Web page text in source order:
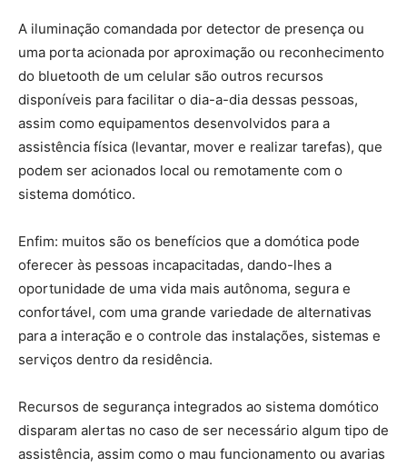
A iluminação comandada por detector de presença ou
uma porta acionada por aproximação ou reconhecimento
do bluetooth de um celular são outros recursos
disponíveis para facilitar o dia-a-dia dessas pessoas,
assim como equipamentos desenvolvidos para a
assistência física (levantar, mover e realizar tarefas), que
podem ser acionados local ou remotamente com o
sistema domótico.
Enfim: muitos são os benefícios que a domótica pode
oferecer às pessoas incapacitadas, dando-lhes a
oportunidade de uma vida mais autônoma, segura e
confortável, com uma grande variedade de alternativas
para a interação e o controle das instalações, sistemas e
serviços dentro da residência.
Recursos de segurança integrados ao sistema domótico
disparam alertas no caso de ser necessário algum tipo de
assistência, assim como o mau funcionamento ou avarias